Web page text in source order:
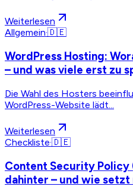
Weiterlesen
Allgemein·🇩🇪
WordPress Hosting:
– und was viele erst zu
Die Wahl des Hosters
WordPress-Website lädt...
Weiterlesen
Checkliste·🇩🇪
Content Security Policy
dahinter – und wie